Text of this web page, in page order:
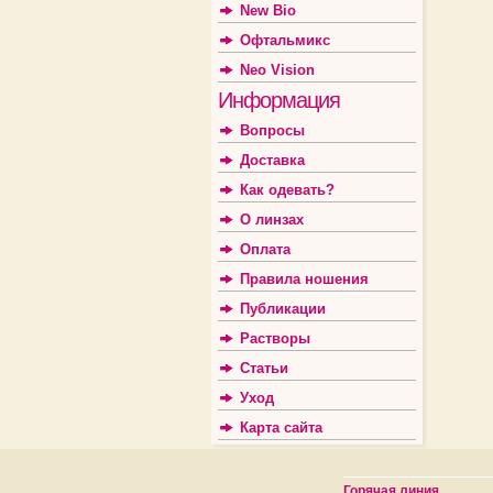
New Bio
Офтальмикс
Neo Vision
Информация
Вопросы
Доставка
Как одевать?
О линзах
Оплата
Правила ношения
Публикации
Растворы
Статьи
Уход
Карта сайта